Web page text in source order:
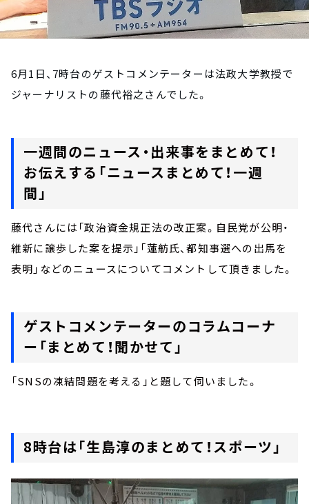
6月1日、7時台のゲストコメンテーターは法政大学教授で
ジャーナリストの藤代裕之さんでした。
一週間のニュース・出来事をまとめて！
お伝えする「ニュースまとめて！一週
間」
藤代さんには「政治資金規正法の改正案。自民党が公明・
維新に譲歩した案を提示」「蓮舫氏、都知事選への出馬を
表明」などのニュースについてコメントして頂きました。
ゲストコメンテーターのコラムコーナ
ー「まとめて！聞かせて」
「SNSの凍結問題を考える」と題して伺いました。
8時台は「生島淳のまとめて！スポーツ」